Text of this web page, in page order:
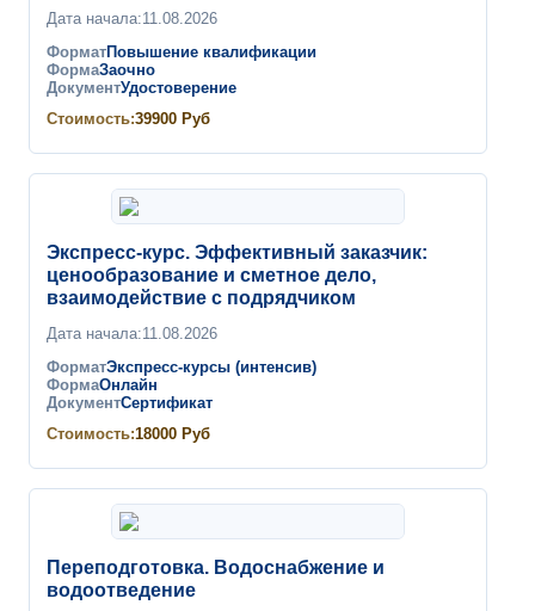
Дата начала:11.08.2026
ФорматПовышение квалификации
ФормаЗаочно
ДокументУдостоверение
Стоимость:39900 Руб
Экспресс-курс. Эффективный заказчик:
ценообразование и сметное дело,
взаимодействие с подрядчиком
Дата начала:11.08.2026
ФорматЭкспресс-курсы (интенсив)
ФормаОнлайн
ДокументСертификат
Стоимость:18000 Руб
Переподготовка. Водоснабжение и
водоотведение